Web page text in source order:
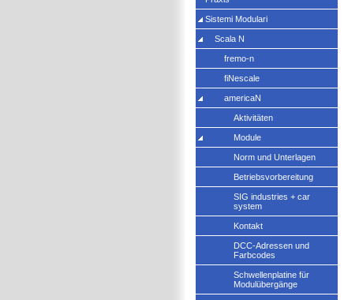
Sistemi Modulari
Scala N
fremo-n
fiNescale
americaN
Aktivitäten
Module
Norm und Unterlagen
Betriebsvorbereitung
SIG industries + car
system
Kontakt
DCC-Adressen und
Farbcodes
Schwellenplatine für
Modulübergänge